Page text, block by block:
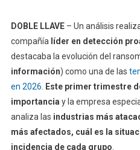
DOBLE LLAVE– Un análisis
compañíalíder en detección
destacaba la evolución del
información) como una de las
en 2026. Este primer trimestre
importanciay la empresa
analiza las industrias más
más afectados, cuál es la
incidencia de cada grupo.